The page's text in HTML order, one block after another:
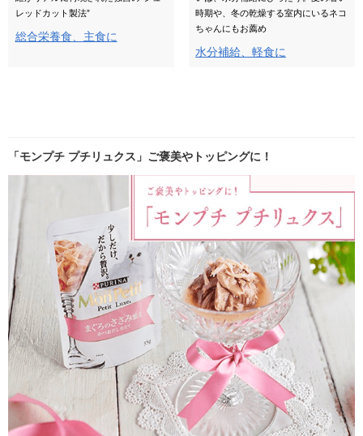
レッドカット製法”
総合栄養食、主食に
時期や、冬の乾燥する室内にいるネコ
ちゃんにもお薦め
水分補給、軽食に
「モンプチ プチリュクス」ご褒美やトッピングに！